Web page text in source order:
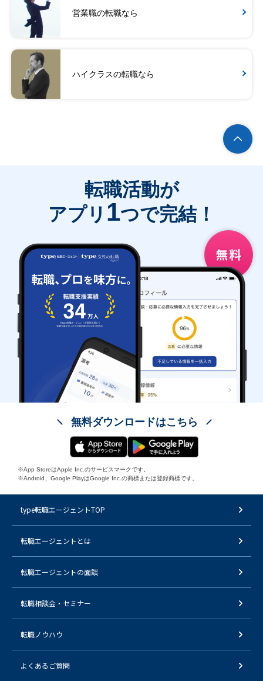
営業職の転職なら
ハイクラスの転職なら
転職活動が
アプリ 1つで完結！
無料ダウンロードはこちら
※App StoreはApple Inc.のサービスマークです。
※Android、Google PlayはGoogle Inc.の商標または登録商標です。
type転職エージェントTOP
転職エージェントとは
転職エージェントの面談
転職相談会・セミナー
転職ノウハウ
よくあるご質問